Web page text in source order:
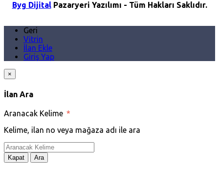
Byg DijitalPazaryeri Yazılımı - Tüm Hakları Saklıdır.
Geri
Vitrin
İlan Ekle
Giriş Yap
×
İlan Ara
Aranacak Kelime *
Kelime, ilan no veya mağaza adı ile ara
Kapat Ara